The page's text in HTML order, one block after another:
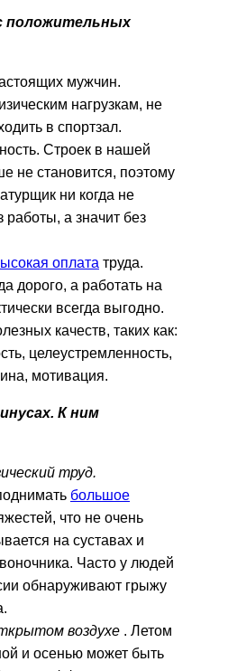
положительных
мужчин.
нагрузкам, не
в спортзал.
Строек в нашей
не становится, поэтому
ни когда не
работы, а значит без
оплата труда.
дорого, а работать на
всегда выгодно.
качеств, таких как:
целеустремленность,
мотивация.
К ним
труд.
большое
что не очень
на суставах и
Часто у людей
обнаруживают грыжу
воздухе . Летом
и осенью может быть